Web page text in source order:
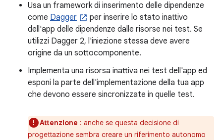
Usa un framework di inserimento delle dipendenze
come Dagger
per inserire lo stato inattivo
dell'app delle dipendenze dalle risorse nei test. Se
utilizzi Dagger 2, l'iniezione stessa deve avere
origine da un sottocomponente.
Implementa una risorsa inattiva nei test dell'app ed
esponi la parte dell'implementazione della tua app
che devono essere sincronizzate in quelle test.
Attenzione : anche se questa decisione di
progettazione sembra creare un riferimento autonomo